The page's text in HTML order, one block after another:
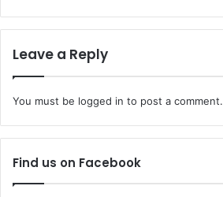
Leave a Reply
You must be logged in to post a comment.
Find us on Facebook